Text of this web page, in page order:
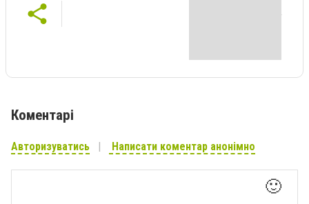
Коментарі
Авторизуватись Написати коментар анонімно
🙂